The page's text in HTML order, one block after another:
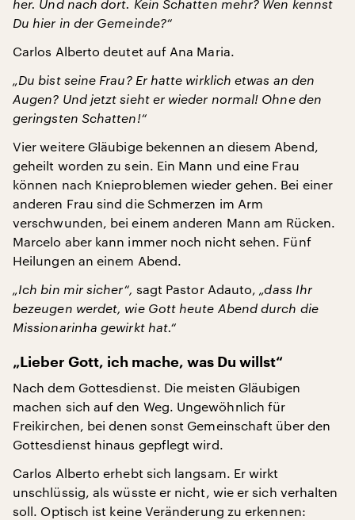
her. Und nach dort. Kein Schatten mehr? Wen kennst
Du hier in der Gemeinde?“
Carlos Alberto deutet auf Ana Maria.
„Du bist seine Frau? Er hatte wirklich etwas an den
Augen? Und jetzt sieht er wieder normal! Ohne den
geringsten Schatten!“
Vier weitere Gläubige bekennen an diesem Abend,
geheilt worden zu sein. Ein Mann und eine Frau
können nach Knieproblemen wieder gehen. Bei einer
anderen Frau sind die Schmerzen im Arm
verschwunden, bei einem anderen Mann am Rücken.
Marcelo aber kann immer noch nicht sehen. Fünf
Heilungen an einem Abend.
„Ich bin mir sicher“, sagt Pastor Adauto, „dass Ihr
bezeugen werdet, wie Gott heute Abend durch die
Missionarinha gewirkt hat.“
„Lieber Gott, ich mache, was Du willst“
Nach dem Gottesdienst. Die meisten Gläubigen
machen sich auf den Weg. Ungewöhnlich für
Freikirchen, bei denen sonst Gemeinschaft über den
Gottesdienst hinaus gepflegt wird.
Carlos Alberto erhebt sich langsam. Er wirkt
unschlüssig, als wüsste er nicht, wie er sich verhalten
soll. Optisch ist keine Veränderung zu erkennen: